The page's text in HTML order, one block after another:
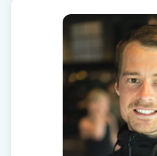
Fransborttagning